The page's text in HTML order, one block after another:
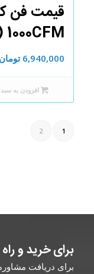
قیمت فن
1000CFM (با پلنیوم باکس)
6,940,000 تومان
افزودن به
1
2
برای خرید و
برای دریافت